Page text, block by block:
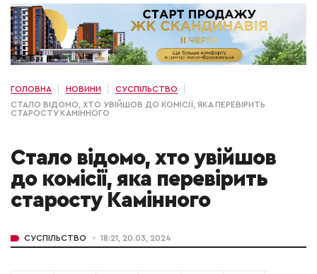
ГОЛОВНА НОВИНИ
СУСПІЛЬСТВО
СТАЛО ВІДОМО, ХТО УВІЙШОВ ДО КОМІСІЇ, ЯКА ПЕРЕВІРИТЬ
СТАРОСТУ КАМІННОГО
Стало відомо, хто увійшов
до комісії, яка перевірить
старосту Камінного
СУСПІЛЬСТВО 18:21, 20.03, 2024